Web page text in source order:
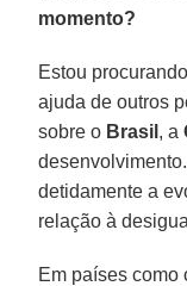
momento?
Estou
ajuda de outros
sobre o Brasil , a
detidamente a
relação à
Em países como